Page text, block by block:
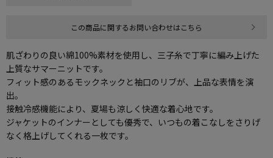
この商品に関するお問い合わせはこちら
肌ざわりの良い綿100%素材を使用し、三子糸で丁寧に編み上げた
上質なサマーニットです。
フィット感のあるモックネックと袖口のリブが、上品な表情を演
出。
接触冷感機能により、夏場も涼しく快適な着心地です。
ジャケットのインナーとしても優秀で、いつもの着こなしをさりげ
なく格上げしてくれる一枚です。